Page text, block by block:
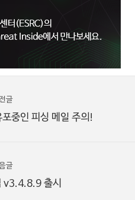
글
중인 피싱 메일 주의!
글
v3.4.8.9 출시